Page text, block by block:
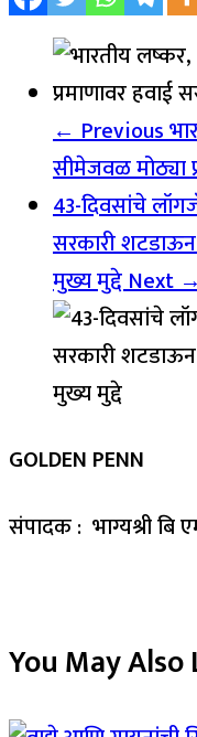
← Previous
सीमेजवळ मोठ्या
43-दिवसांचे
सरकारी
मुख्य मुद्देNext
GOLDEN PENN
संपादक : भाग्यश्री बि
You May Also